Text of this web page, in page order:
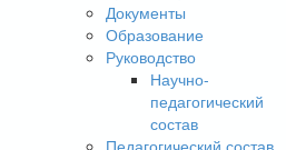
Документы
Образование
Руководство
Научно-
педагогический
состав
Педагогический состав